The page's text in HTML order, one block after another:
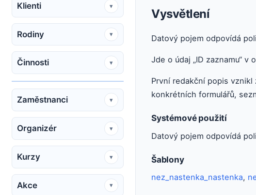
Klienti ▾
Rodiny ▾
Činnosti ▾
Zaměstnanci ▾
Organizér ▾
Kurzy ▾
Akce ▾
Vysvětlení
Datový pojem odpovídá poli
Jde o údaj „ID zaznamu“ v
První redakční popis
konkrétních formulářů,
Systémové použití
Datový pojem odpovídá poli
Šablony
nez_nastenka_nastenka,